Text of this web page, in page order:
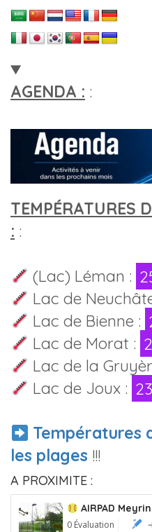
AGENDA : :
TEMPÉRATURES
: :
(Lac) Léman :
Lac de
Lac de Bienne :
Lac de Morat :
Lac de la
Lac de Joux :
Températures
les plages !!!
A PROXIMITE :
AIRPAD Meyrin
0 Évaluation